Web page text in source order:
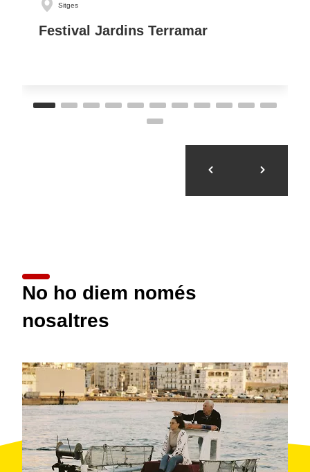
Sitges
Festival Jardins Terramar
No ho diem només
nosaltres